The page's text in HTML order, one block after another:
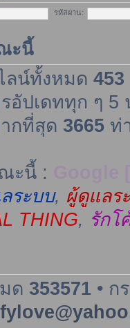
รหัสผ่าน:
ะนี้
ลน์ทั้งหมด 453
อัปเดททุก ๆ 5
กที่สุด 3665ท่า
ะนี้ :
ระบบ, ผู้ดูแลร
THING, รักโ
ด 353571• ก